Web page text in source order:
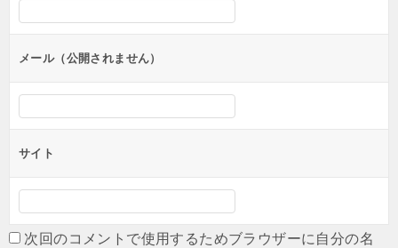
メール（公開されません）
サイト
次回のコメントで使用するためブラウザーに自分の名